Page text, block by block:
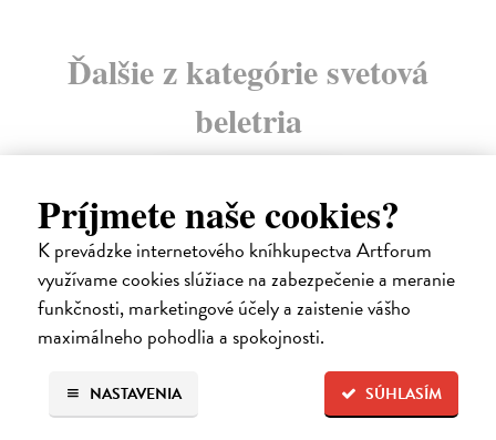
Príjmete naše cookies?
K prevádzke internetového kníhkupectva Artforum
využívame cookies slúžiace na zabezpečenie a meranie
funkčnosti, marketingové účely a zaistenie vášho
maximálneho pohodlia a spokojnosti.
SÚHLASÍM
NASTAVENIA
Ďalšie z kategórie svetová
beletria
novinka